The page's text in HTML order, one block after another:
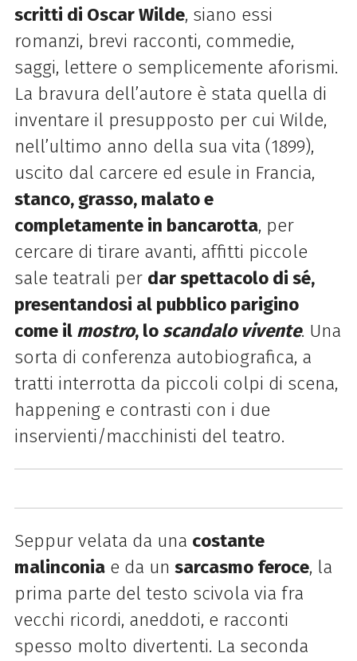
scritti di Oscar Wilde, siano essi
romanzi, brevi racconti, commedie,
saggi, lettere o semplicemente aforismi.
La bravura dell’autore è stata quella di
inventare il presupposto per cui Wilde,
nell’ultimo anno della sua vita (1899),
uscito dal carcere ed esule in Francia,
stanco, grasso, malato e
completamente in bancarotta, per
cercare di tirare avanti, affitti piccole
sale teatrali per dar spettacolo di sé,
presentandosi al pubblico parigino
come il mostro, loscandalo vivente. Una
sorta di conferenza autobiografica, a
tratti interrotta da piccoli colpi di scena,
happening e contrasti con i due
inservienti/macchinisti del teatro.
Seppur velata da una costante
malinconiae da un sarcasmo feroce, la
prima parte del testo scivola via fra
vecchi ricordi, aneddoti, e racconti
spesso molto divertenti. La seconda